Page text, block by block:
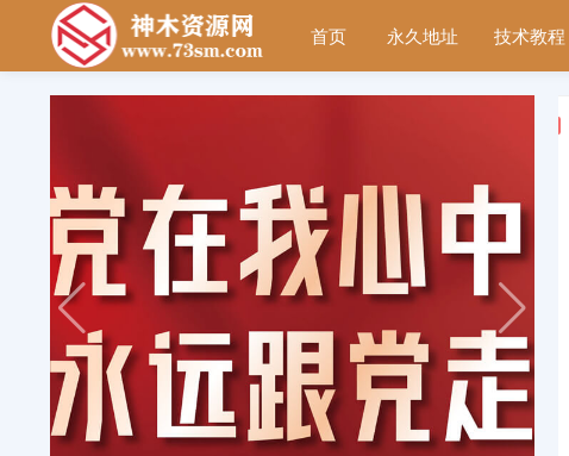
首页 永久地址 技术教程